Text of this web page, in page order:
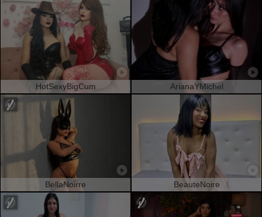
HotSexyBigCum ArianaYMichel
BellaNoirre BeauteNoire